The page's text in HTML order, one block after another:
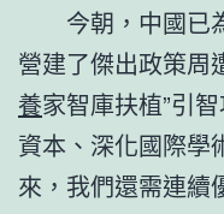
今朝，中國已
營建了傑出政策周
養家智庫扶植”引
資本、深化國際學
來，我們還需連續